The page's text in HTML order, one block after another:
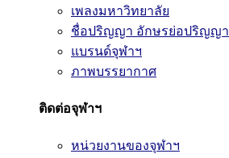
เพลงมหาวิทยาลัย
ชื่อปริญญา อักษรย่อปริญญา
แบรนด์จุฬาฯ
ภาพบรรยากาศ
ติดต่อจุฬาฯ
หน่วยงานของจุฬาฯ